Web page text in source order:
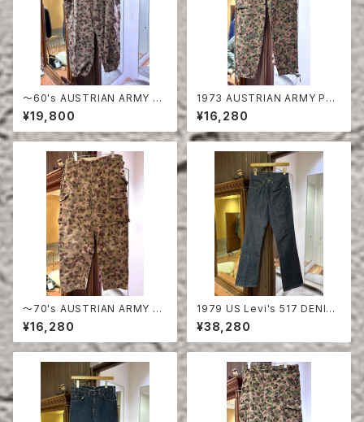
〜60's AUSTRIAN ARMY PE
A DOT CAMO FIERD PANT
S
¥19,800
1973 AUSTRIAN ARMY PEA
DOT CAMO FIERD PANTS
¥16,280
〜70's AUSTRIAN ARMY PE
A DOT CAMO FIERD PANT
S
¥16,280
1979 US Levi's 517 DENIM
PANTS DEAD STOCK
¥38,280